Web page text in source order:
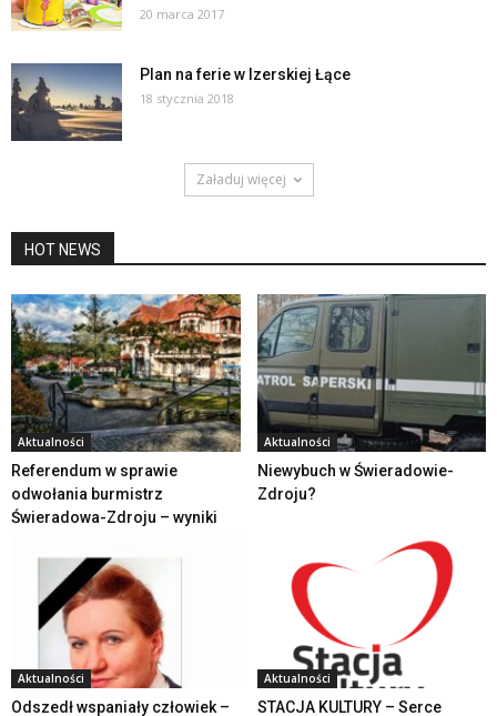
20 marca 2017
Plan na ferie w Izerskiej Łące
18 stycznia 2018
Załaduj więcej
HOT NEWS
Aktualności
Referendum w sprawie
odwołania burmistrz
Świeradowa-Zdroju – wyniki
Aktualności
Niewybuch w Świeradowie-
Zdroju?
Aktualności
Odszedł wspaniały człowiek –
Aktualności
STACJA KULTURY – Serce